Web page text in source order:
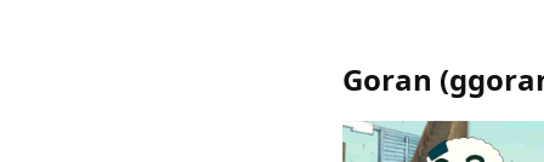
Goran (